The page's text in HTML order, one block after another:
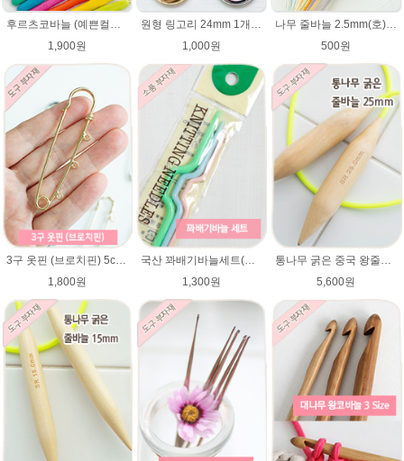
후르츠코바늘 (예쁜컬러 12색상)뜨개바늘 알루미늄코바늘
1,900원
원형 링고리 24mm 1개/가방부자재/원터치링/가방고리/태슬고리/열쇠고리 가방고리 키링 부자재
1,000원
나무 줄바늘 2.5mm(호)~12mm(호) 대바늘 나무바늘 뜨개용품 뜨개도구
500원
3구 옷핀 (브로치핀) 5cm,7cm 사이즈
1,800원
국산 꽈배기바늘세트(대/중/소) / 활형스타일
1,300원
통나무 굵은 중국 왕줄바늘(25mm)/총길이 82~84cm/루피망고모자뜨기 줄바늘/굵은대바늘/컨트리/컨트리뉴/매직소프트
5,600원